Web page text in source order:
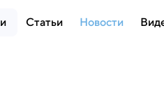
Статьи Новости